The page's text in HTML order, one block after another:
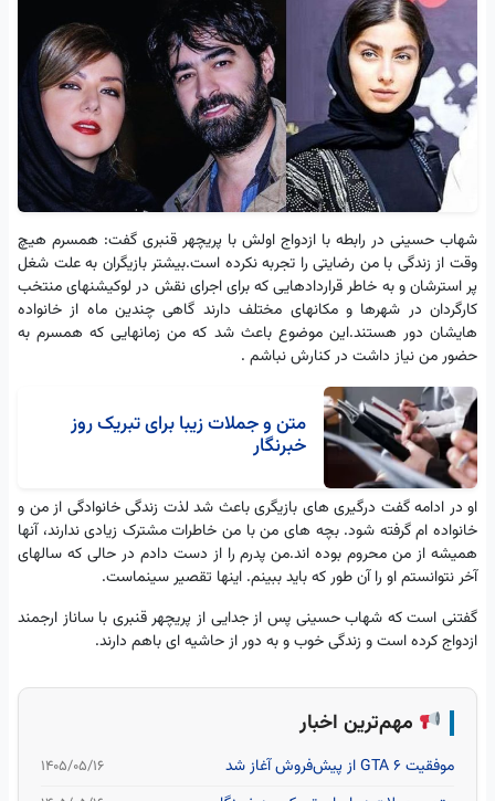
شهاب حسینی در رابطه با ازدواج اولش با پریچهر قنبری گفت: همسرم هیچ
وقت از زندگی با من رضایتی را تجربه نکرده است.بیشتر بازیگران به علت شغل
پر استرشان و به خاطر قراردادهایی که برای اجرای نقش در لوکیشنهای منتخب
کارگردان در شهرها و مکانهای مختلف دارند گاهی چندین ماه از خانواده
هایشان دور هستند.این موضوع باعث شد که من زمانهایی که همسرم به
حضور من نیاز داشت در کنارش نباشم .
متن و جملات زیبا برای تبریک روز
خبرنگار
او در ادامه گفت درگیری های بازیگری باعث شد لذت زندگی خانوادگی از من و
خانواده ام گرفته شود. بچه های من با من خاطرات مشترک زیادی ندارند، آنها
همیشه از من محروم بوده اند.من پدرم را از دست دادم در حالی که سالهای
آخر نتوانستم او را آن طور که باید ببینم. اینها تقصیر سینماست.
گفتنی است که شهاب حسینی پس از جدایی از پریچهر قنبری با ساناز ارجمند
ازدواج کرده است و زندگی خوب و به دور از حاشیه ای باهم دارند.
مهم‌ترین اخبار
موفقیت GTA 6 از پیش‌فروش آغاز شد ۱۴۰۵/۰۵/۱۶